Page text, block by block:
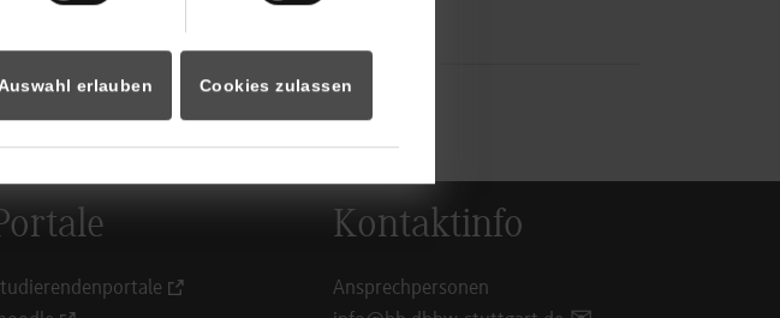
Auswahl erlauben Cookies zulassen
Kontaktinfo
Ansprechpersonen